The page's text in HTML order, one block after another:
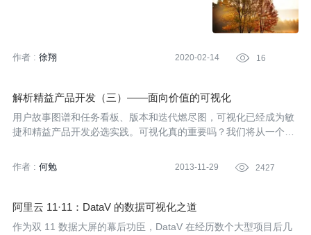
作者 : 徐翔 2020-02-14  16
解析精益产品开发（三）——面向价值的可视化
用户故事图谱和任务看板、版本和迭代燃尽图，可视化已经成为敏
捷和精益产品开发必选实践。可视化真的重要吗？我们将从一个真
用。
作者 : 何勉 2013-11-29  2427
阿里云 11·11：DataV 的数据可视化之道
作为双 11 数据大屏的幕后功臣，DataV 在经历数个大型项目后几